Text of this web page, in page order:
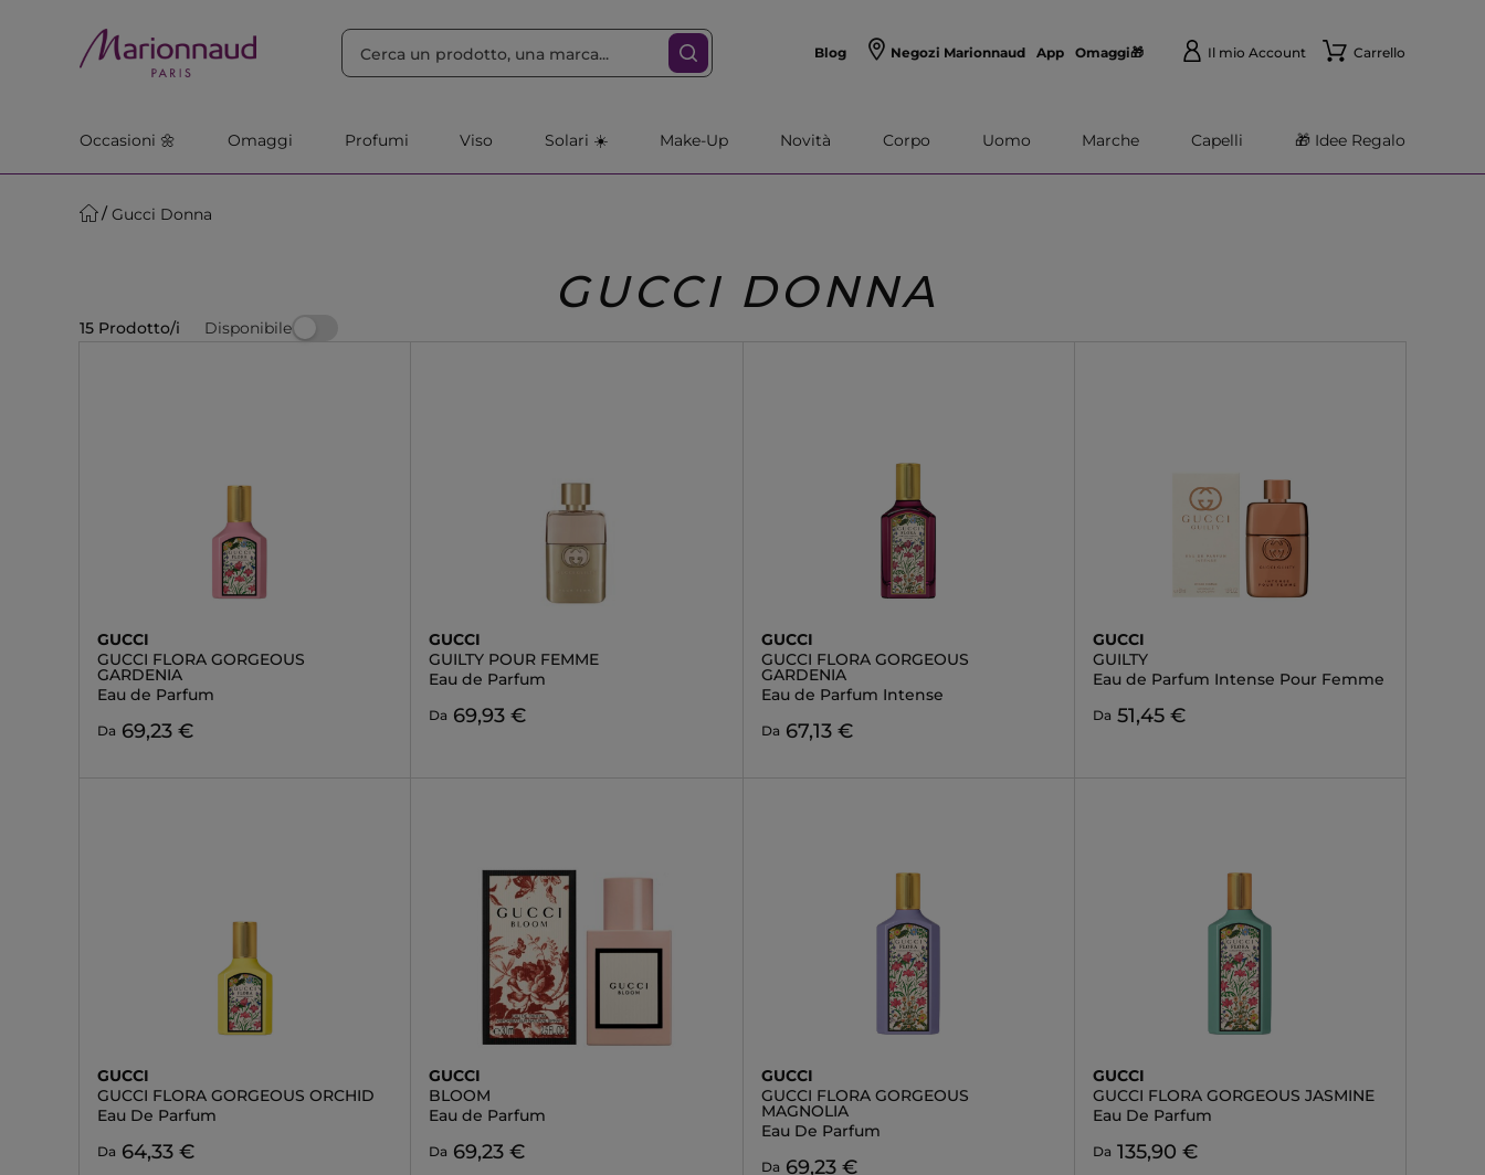
Blog Negozi Marionnaud App Omaggi🎁 Il mio Account Carrello
Occasioni 🌼 Omaggi Profumi Viso Solari ☀️ Make-Up Novità Corpo Uomo Marche Capelli 🎁 Idee Regalo
Gucci Donna
GUCCI DONNA
15 Prodotto/i Disponibile
GUCCI
GUCCI FLORA GORGEOUS
GARDENIA
Eau de Parfum
Da 69,23 €
GUCCI
GUILTY POUR FEMME
Eau de Parfum
Da 69,93 €
GUCCI
GUCCI FLORA GORGEOUS
GARDENIA
Eau de Parfum Intense
Da 67,13 €
GUCCI
GUILTY
Eau de Parfum Intense Pour Femme
Da 51,45 €
GUCCI
GUCCI FLORA GORGEOUS ORCHID
Eau De Parfum
Da 64,33 €
GUCCI
BLOOM
Eau de Parfum
Da 69,23 €
GUCCI
GUCCI FLORA GORGEOUS
MAGNOLIA
Eau De Parfum
Da 69,23 €
GUCCI
GUCCI FLORA GORGEOUS JASMINE
Eau De Parfum
Da 135,90 €